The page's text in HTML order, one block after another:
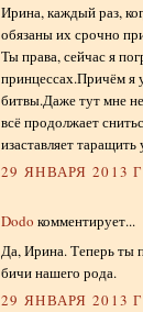
Ирина, каждый раз,
обязаны их срочно
Ты права, сейчас я
принцессах.Причём я
битвы.Даже тут мне
всё продолжает
изаставляет таращить
29 ЯНВАРЯ 2013
Dodo комментирует...
Да, Ирина. Теперь ты
бичи нашего рода.
29 ЯНВАРЯ 2013